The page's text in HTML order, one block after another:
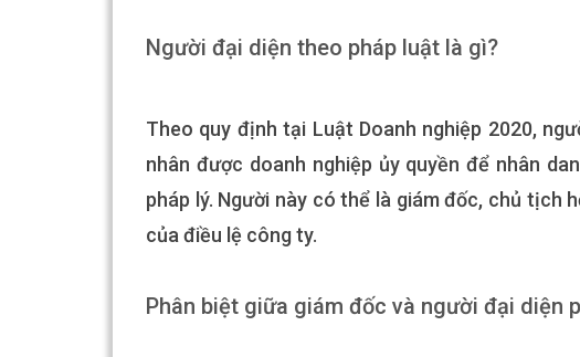
Người đại diện theo pháp luật là gì?
Theo quy định tại Luật Doanh nghiệp 2020,
nhân được doanh nghiệp ủy quyền để nhân
pháp lý. Người này có thể là giám đốc, chủ tịch
của điều lệ công ty.
Phân biệt giữa giám đốc và người đại diện